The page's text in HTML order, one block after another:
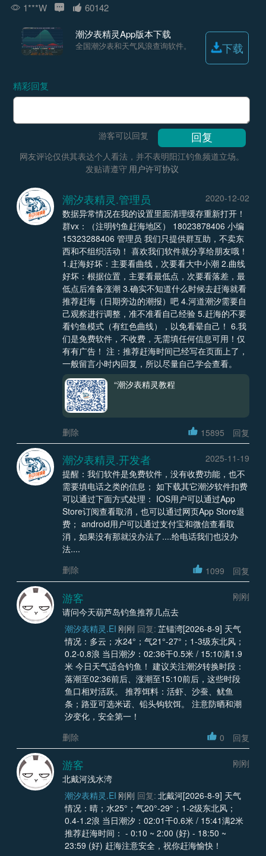
1***W 60142
潮汐表精灵App版本下载
全国潮汐表和天气风浪查询软件。 下载
精彩回复
游客可以回复
网友评论仅供其表达个人看法，并不表明阳江钓鱼频道立场。
发贴请遵守 用户许可协议
潮汐表精灵.管理员
2020-12-02
数据异常情况在我的设置里面清理缓存重新打开！
群vx：（注明钓鱼赶海地区） 18023878406 小编
15323288406 管理员 我们只提供群互助，不卖东
西和不组织活动！ 喜欢我们软件就分享给朋友哦！
1.赶海好坏：主要看曲线，次要看大中小潮 2.曲线
好坏：根据位置，主要看最低点，次要看落差，最
低点后准备涨潮 3.确实不知道什么时候去赶海就看
推荐赶海（日期旁边的潮报）吧 4.河道潮汐需要自
己观察进行调整，准不准看自己经验 5.赶海的不要
看钓鱼模式（有红色曲线），以免看晕自己！ 6.我
们是免费软件，不收费，无需填任何信息可用！仅
有有广告！ 注：推荐赶海时间已经写在页面上了，
一般留言小时内回复，所以尽量自己学会查看。
“潮汐表精灵教程
删除 15895 回复
潮汐表精灵.开发者
2025-11-19
提醒：我们软件是免费软件，没有收费功能，也不
需要填电话之类的信息； 如下载其它潮汐软件扣费
可以通过下面方式处理： IOS用户可以通过App
Store订阅查看取消，也可以通过网页App Store退
费； android用户可以通过支付宝和微信查看取
消，如果没有那就没办法了....给电话我们也没办
法....
删除
1099 回复
游客
刚刚
请问今天葫芦岛钓鱼推荐几点去
潮汐表精灵.EI 刚刚 回复: 芷锚湾[2026-8-9] 天气
情况：多云；水24°；气21°-27°；1-3级东北风；
0.2-0.8浪 当日潮汐：02:36干0.5米 / 15:10满1.9
米 今日天气适合钓鱼！ 建议关注潮汐转换时段：
落潮至02:36前后、涨潮至15:10前后，这些时段
鱼口相对活跃。 推荐饵料：活虾、沙蚕、鱿鱼
条；路亚可选米诺、铅头钩软饵。 注意防晒和潮
汐变化，安全第一！
删除
0 回复
游客
刚刚
北戴河浅水湾
潮汐表精灵.EI 刚刚 回复: 北戴河[2026-8-9] 天气
情况：晴；水25°；气20°-29°；1-2级东北风；
0.4-1.2浪 当日潮汐：02:01干0.6米 / 15:41满2米
推荐赶海时间： - 0:10 ~ 2:00 (好) - 18:50 ~
23:59 (好) 赶海注意安全，祝你赶海愉快！